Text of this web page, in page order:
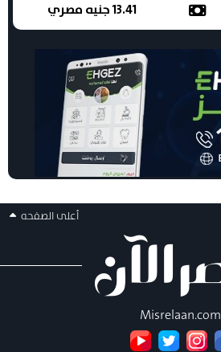
13.41 جنيه مصري
أعلى الصفحه
Misrelaan.com